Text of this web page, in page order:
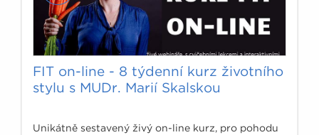
FIT on-line - 8 týdenní kurz životního
stylu s MUDr. Marií Skalskou
Unikátně sestavený živý on-line kurz, pro pohodu